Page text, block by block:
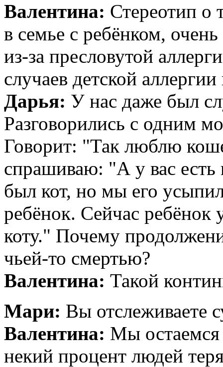
Валентина: Стереотип о
в семье с ребёнком,
из-за пресловутой
случаев детской
Дарья: У нас даже был
Разговорились с одним
Говорит: "Так люблю
спрашиваю: "А у вас есть
был кот, но мы его
ребёнок. Сейчас ребёнок
коту." Почему
чьей-то смертью?
Валентина: Такой
Мари: Вы отслеживаете
Валентина: Мы остаемся
некий процент людей